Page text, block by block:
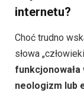
internetu?
Choć trudno
słowa
neologizm lub